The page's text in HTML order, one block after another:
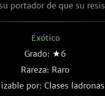
portador de que su
Exótico
Grado: ★6
Rareza: Raro
por: Clases ladronas